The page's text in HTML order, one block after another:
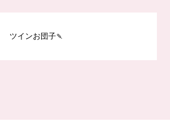
ツインお団子🍡